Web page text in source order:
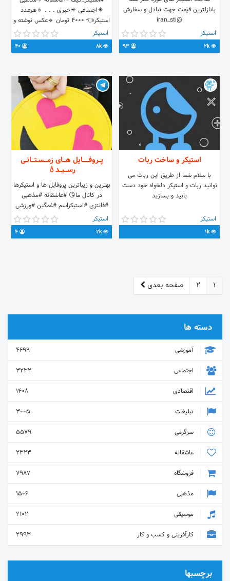
بانازلترین قیمت جهت تبادل و سفارش
@iran_sti
استیکر
2k
✴️اجتماعی ✴️خبری . . . 🔹هرعدد
استیکر👈 4000 تومان 🔸عکس نوشته و
متحرک👈30000 تومان 🔻لوگو واترمارک
👈10000 تومان سفارشات:👈👈
@bestmember 📞 09379066250 🎥
استیکر
8k
استیکر و ساخت ربات
با سلام شما از طریق این ربات می
توانید ربات و استیکر دلخواه خود دست
یابید و بسازید
استیکر
1k
پــروفــــــایل هـــای زمـــسـتـــانـی
رســـیــد💧
بهترین و زیباترین پروفایل ها و استیکرها
در کانال ما😘 #عاشقانه #مذهبی
#فانتزی #استیکراسم #غمگین #ورزشی
#شخصیتها
استیکر
2k
1
2 صفحه بعدی
دسته ها
آموزشی
4699
اجتماعی
3232
اقتصادی
1408
تبلیغات
3005
سرگرمی
5579
عاشقانه
2323
فروشگاه
7987
مذهبی
1506
موسیقی
2102
کارآفرینی و کسب و کار
2993
برچسبها